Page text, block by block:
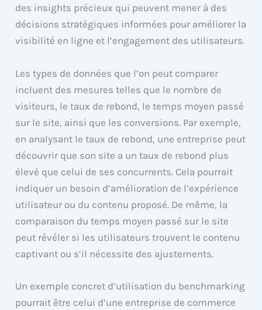
des insights précieux qui peuvent mener à des
décisions stratégiques informées pour améliorer la
visibilité en ligne et l’engagement des utilisateurs.
Les types de données que l’on peut comparer
incluent des mesures telles que le nombre de
visiteurs, le taux de rebond, le temps moyen passé
sur le site, ainsi que les conversions. Par exemple,
en analysant le taux de rebond, une entreprise peut
découvrir que son site a un taux de rebond plus
élevé que celui de ses concurrents. Cela pourrait
indiquer un besoin d’amélioration de l’expérience
utilisateur ou du contenu proposé. De même, la
comparaison du temps moyen passé sur le site
peut révéler si les utilisateurs trouvent le contenu
captivant ou s’il nécessite des ajustements.
Un exemple concret d’utilisation du benchmarking
pourrait être celui d’une entreprise de commerce